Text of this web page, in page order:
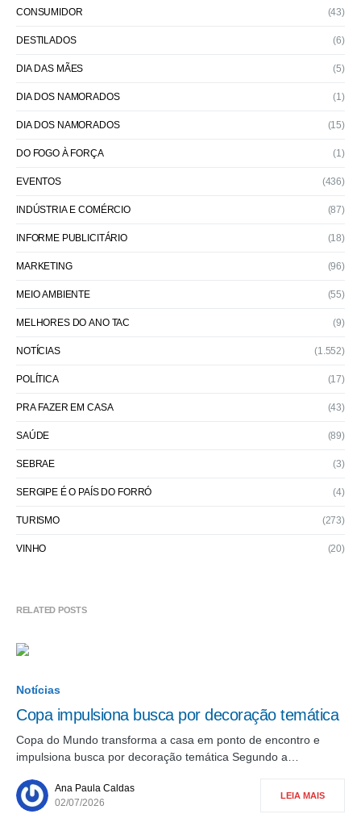
CONSUMIDOR (43)
DESTILADOS (6)
DIA DAS MÃES (5)
DIA DOS NAMORADOS (1)
DIA DOS NAMORADOS (15)
DO FOGO À FORÇA (1)
EVENTOS (436)
INDÚSTRIA E COMÉRCIO (87)
INFORME PUBLICITÁRIO (18)
MARKETING (96)
MEIO AMBIENTE (55)
MELHORES DO ANO TAC (9)
NOTÍCIAS (1.552)
POLÍTICA (17)
PRA FAZER EM CASA (43)
SAÚDE (89)
SEBRAE (3)
SERGIPE É O PAÍS DO FORRÓ (4)
TURISMO (273)
VINHO (20)
RELATED POSTS
Notícias
Copa impulsiona busca por decoração temática
Copa do Mundo transforma a casa em ponto de encontro e
impulsiona busca por decoração temática Segundo a…
Ana Paula Caldas
02/07/2026
LEIA MAIS